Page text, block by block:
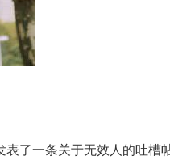
了一条关于无效人的吐槽